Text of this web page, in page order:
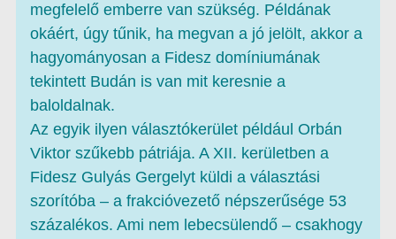
megfelelő emberre van szükség. Példának
okáért, úgy tűnik, ha megvan a jó jelölt, akkor a
hagyományosan a Fidesz domíniumának
tekintett Budán is van mit keresnie a
baloldalnak.
Az egyik ilyen választókerület például Orbán
Viktor szűkebb pátriája. A XII. kerületben a
Fidesz Gulyás Gergelyt küldi a választási
szorítóba – a frakcióvezető népszerűsége 53
százalékos. Ami nem lebecsülendő – csakhogy